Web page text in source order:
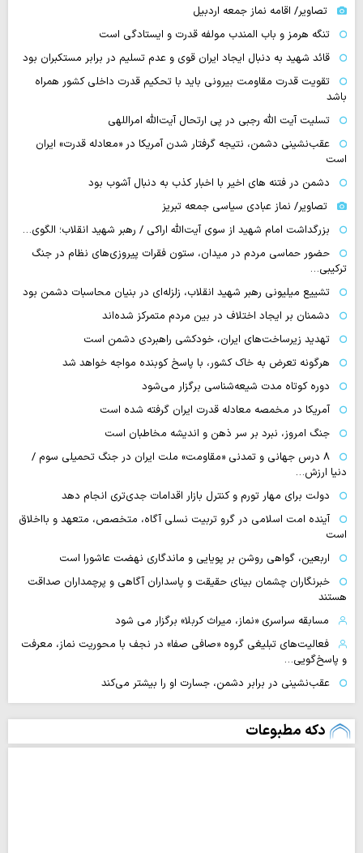
تصاویر/ اقامه نماز جمعه اردبیل
تنگه‌ هرمز و باب المندب مولفه قدرت و ایستادگی است
قائد شهید به دنبال ایجاد ایران قوی و عدم تسلیم در برابر مستکبران بود
تقویت قدرت مقاومت بیرونی باید با تحکیم قدرت داخلی کشور همراه
باشد
تسلیت آیت الله رجبی در پی ارتحال آیت‌الله امراللهی
عقب‌نشینی دشمن، نتیجه گرفتار شدن آمریکا در «معادله قدرت» ایران
است
دشمن در فتنه های اخیر با اخبار کذب به دنبال آشوب بود
تصاویر/ نماز عبادی سیاسی جمعه تبریز
بزرگداشت امام شهید از سوی آیت‌الله اراکی / رهبر شهید انقلاب؛ الگوی…
حضور حماسی مردم در میدان، ستون فقرات پیروزی‌های نظام در جنگ
ترکیبی…
تشییع میلیونی رهبر شهید انقلاب، زلزله‌ای در بنیان محاسبات دشمن بود
دشمنان بر ایجاد اختلاف در بین مردم متمرکز شده‌اند
تهدید زیرساخت‌های ایران، خودکشی راهبردی دشمن است
هرگونه تعرض به خاک کشور، با پاسخ کوبنده مواجه خواهد شد
دوره کوتاه مدت شیعه‌شناسی برگزار می‌شود
آمریکا در مخمصه معادله قدرت ایران گرفته شده است
جنگ امروز، نبرد بر سر ذهن و اندیشه مخاطبان است
۸ درس جهانی و تمدنی «مقاومت» ملت ایران در جنگ تحمیلی سوم /
دنیا ارزش…
دولت برای مهار تورم و کنترل بازار اقدامات جدی‌تری انجام دهد
آینده امت اسلامی در گرو تربیت نسلی آگاه، متخصص، متعهد و بااخلاق
است
اربعین، گواهی روشن بر پویایی و ماندگاری نهضت عاشورا است
خبرنگاران چشمان بینای حقیقت و پاسداران آگاهی و پرچمداران صداقت
هستند
مسابقه سراسری «نماز، میراث کربلا» برگزار می شود
فعالیت‌های تبلیغی گروه «صافی صفا» در نجف با محوریت نماز، معرفت
و پاسخ‌گویی…
عقب‌نشینی در برابر دشمن، جسارت او را بیشتر می‌کند
دکه مطبوعات